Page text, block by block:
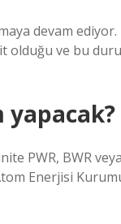
devam
olduğu ve bu
PWR, BWR
Enerjisi